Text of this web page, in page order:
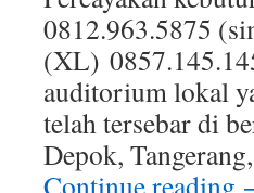
0812.963.5875
(XL)
auditorium lokal
telah tersebar di
Depok,
Continue reading